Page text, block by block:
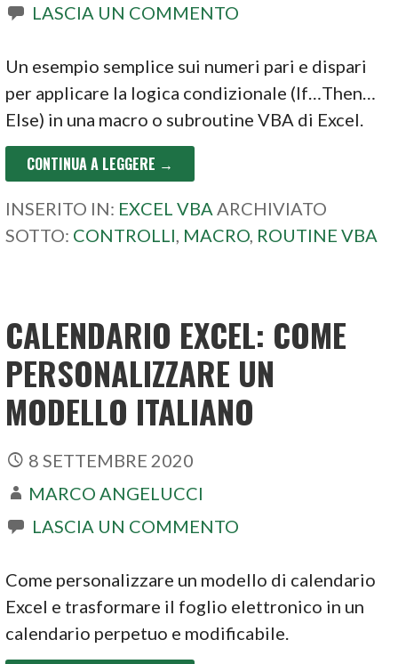
LASCIA UN COMMENTO
Un esempio semplice sui numeri pari e dispari
per applicare la logica condizionale (If…Then…
Else) in una macro o subroutine VBA di Excel.
CONTINUA A LEGGERE →
INSERITO IN: EXCEL VBA ARCHIVIATO
SOTTO: CONTROLLI MACRO ROUTINE VBA
CALENDARIO EXCEL: COME
PERSONALIZZARE UN
MODELLO ITALIANO
8 SETTEMBRE 2020
MARCO ANGELUCCI
LASCIA UN COMMENTO
Come personalizzare un modello di calendario
Excel e trasformare il foglio elettronico in un
calendario perpetuo e modificabile.